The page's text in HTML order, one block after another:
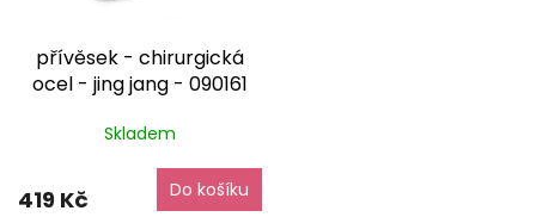
přívěsek - chirurgická
ocel - jing jang - 090161
Skladem
419 Kč Do košíku